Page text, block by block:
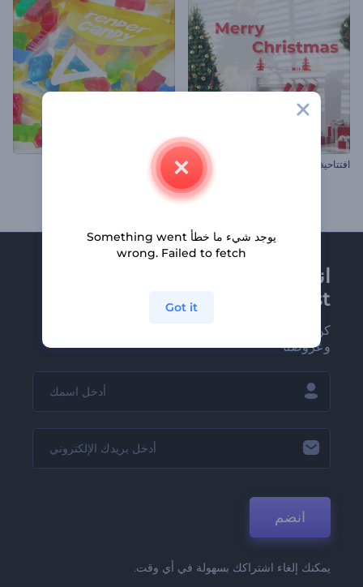
افتتاحية شجرة الكريسماس المزينة افتتاحية حلوى العلكة
انضم إلى نشرة
Renderforest الإخبارية
كن من بين أوائل من يستلمون أحدث أخبارنا
وعروضنا
انضم
يمكنك إلغاء اشتراكك بسهولة في أي وقت.
يوجد شيء ما خطأ Something went
wrong. Failed to fetch
Got it